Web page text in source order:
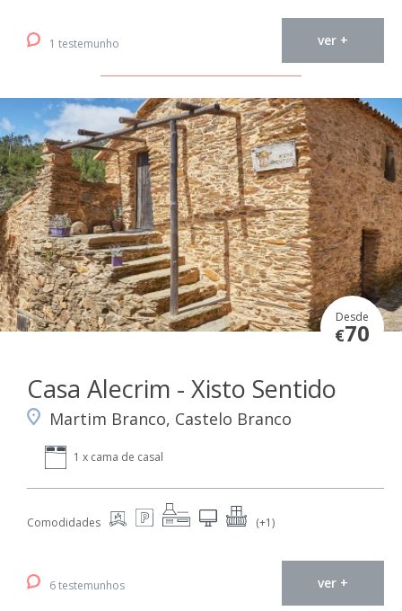
1 testemunho ver +
Desde
€70
Casa Alecrim - Xisto Sentido
Martim Branco, Castelo Branco
1 x cama de casal
Comodidades (+1)
6 testemunhos ver +